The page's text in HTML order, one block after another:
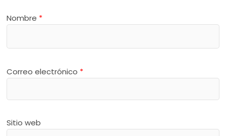
Nombre *
Correo electrónico *
Sitio web